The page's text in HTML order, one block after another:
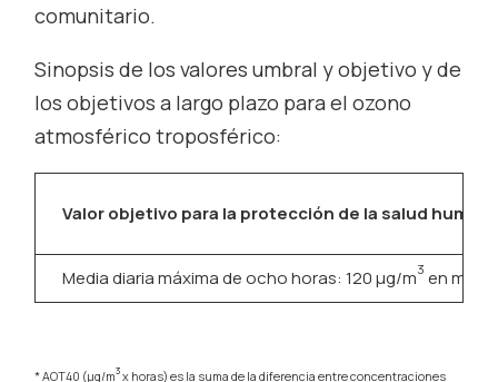
comunitario.
Sinopsis de los valores umbral y objetivo y de
los objetivos a largo plazo para el ozono
atmosférico troposférico:
Valor objetivo para la protección de la salud
Media diaria máxima de ocho horas: 120 μg/m3 en más
* AOT40 (μg/m3x horas) es la suma de la diferencia entre concentraciones